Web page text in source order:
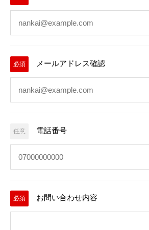
必須 メールアドレス確認
任意 電話番号
必須 お問い合わせ内容